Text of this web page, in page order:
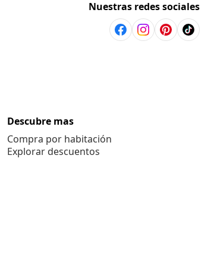
Nuestras redes sociales
Descubre mas
Compra por habitación
Explorar descuentos